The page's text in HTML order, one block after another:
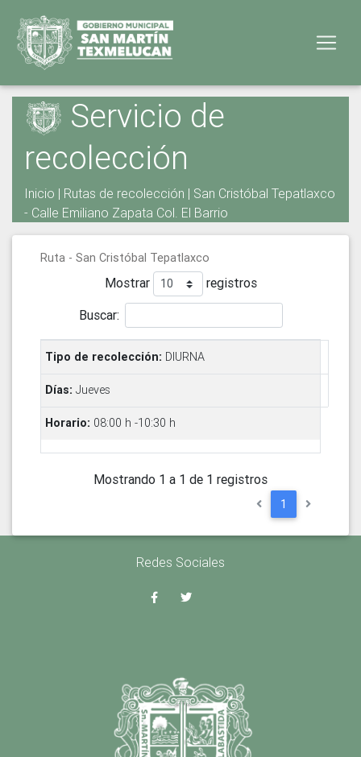
Servicio de
recolección
Inicio | Rutas de recolección | San Cristóbal Tepatlaxco
- Calle Emiliano Zapata Col. El Barrio
Ruta - San Cristóbal Tepatlaxco
Mostrar
registros
Buscar:
DIURNA
Jueves
08:00 h -10:30 h
Mostrando 1 a 1 de 1 registros
1
Redes Sociales